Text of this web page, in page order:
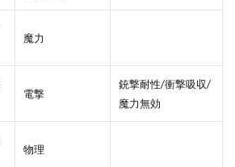
魔力
電撃
銃撃耐性/衝撃吸収/
魔力無効
物理